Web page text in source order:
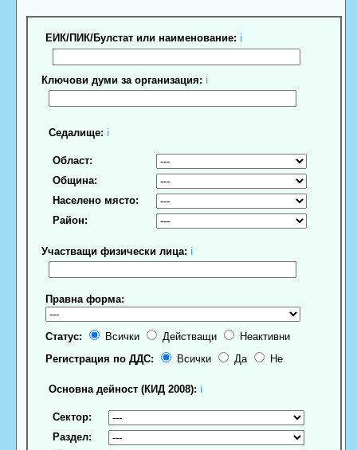
ЕИК/ПИК/Булстат или наименование: ℹ
Ключови думи за организация: ℹ
Седалище: ℹ
Област:
Община:
Населено място:
Район:
Участващи физически лица: ℹ
Правна форма:
Статус: Всички Действащи
Неактивни
Регистрация по ДДС:
Всички Да Не
Основна дейност (КИД 2008): ℹ
Сектор:
Раздел: